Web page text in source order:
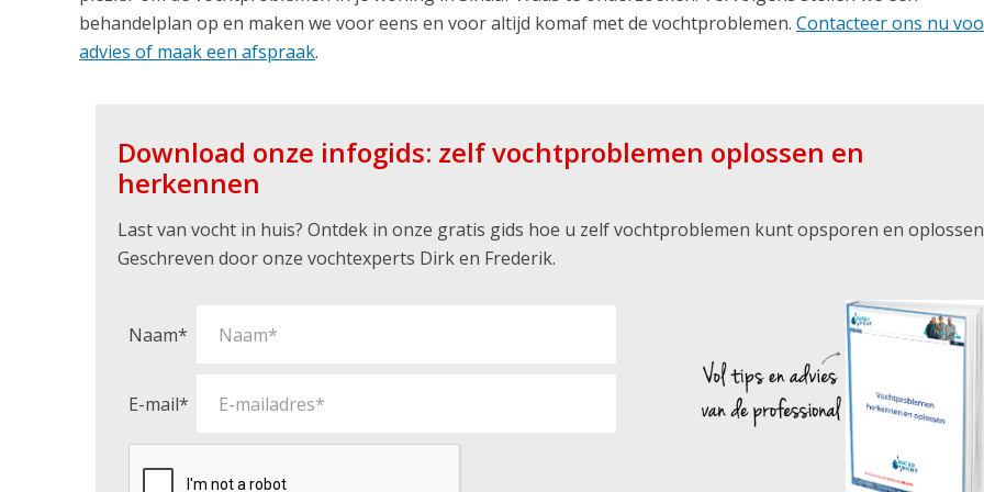
behandelplan op en maken we voor eens en voor altijd komaf met de vochtproblemen. Contacteer ons nu
advies of maak een afspraak.
Download onze infogids: zelf vochtproblemen oplossen en
herkennen
Last van vocht in huis? Ontdek in onze gratis gids hoe u zelf vochtproblemen kunt opsporen en
Geschreven door onze vochtexperts Dirk en Frederik.
Naam*
E-mail*